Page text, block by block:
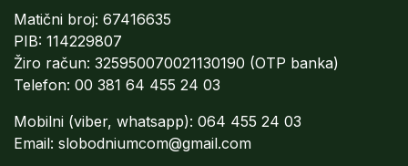
Matični broj: 67416635
PIB: 114229807
Žiro račun: 325950070021130190 (OTP banka)
Telefon: 00 381 64 455 24 03
Mobilni (viber, whatsapp): 064 455 24 03
Email: slobodniumcom@gmail.com